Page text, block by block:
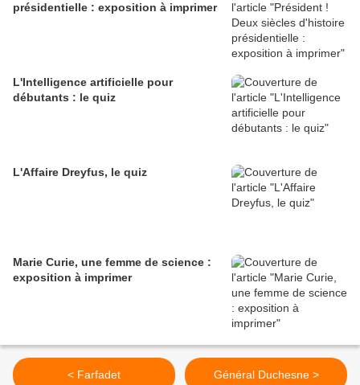
présidentielle : exposition à imprimer
L'Intelligence artificielle pour
débutants : le quiz
L'Affaire Dreyfus, le quiz
Marie Curie, une femme de science :
exposition à imprimer
< Farfadet Général Duchesne >